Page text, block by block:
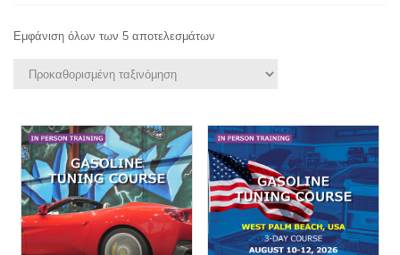
Εμφάνιση όλων των 5 αποτελεσμάτων